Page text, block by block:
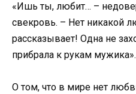
«Ишь ты, любит… –
свекровь. – Нет никакой
рассказывает! Одна не
прибрала к рукам мужика».
О том, что в мире нет